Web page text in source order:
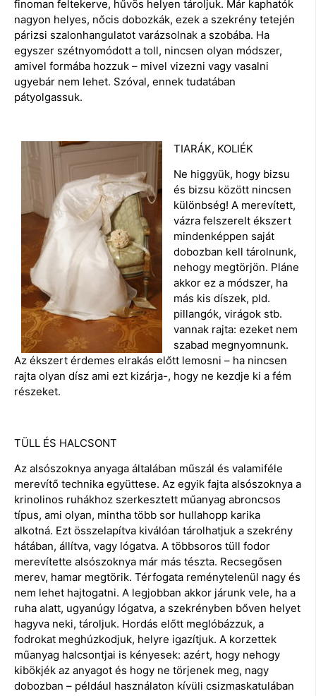
finoman feltekerve, hűvös helyen tároljuk. Már kaphatók
nagyon helyes, nőcis dobozkák, ezek a szekrény tetején
párizsi szalonhangulatot varázsolnak a szobába. Ha
egyszer szétnyomódott a toll, nincsen olyan módszer,
amivel formába hozzuk – mivel vizezni vagy vasalni
ugyebár nem lehet. Szóval, ennek tudatában
pátyolgassuk.
TIARÁK, KOLIÉK
Ne higgyük, hogy bizsu
és bizsu között nincsen
különbség! A merevített,
vázra felszerelt ékszert
mindenképpen saját
dobozban kell tárolnunk,
nehogy megtörjön. Pláne
akkor ez a módszer, ha
más kis díszek, pld.
pillangók, virágok stb.
vannak rajta: ezeket nem
szabad megnyomnunk.
Az ékszert érdemes elrakás előtt lemosni – ha nincsen
rajta olyan dísz ami ezt kizárja-, hogy ne kezdje ki a fém
részeket.
TÜLL ÉS HALCSONT
Az alsószoknya anyaga általában műszál és valamiféle
merevítő technika együttese. Az egyik fajta alsószoknya a
krinolinos ruhákhoz szerkesztett műanyag abroncsos
típus, ami olyan, mintha több sor hullahopp karika
alkotná. Ezt összelapítva kiválóan tárolhatjuk a szekrény
hátában, állítva, vagy lógatva. A többsoros tüll fodor
merevítette alsószoknya már más tészta. Recsegősen
merev, hamar megtörik. Térfogata reménytelenül nagy és
nem lehet hajtogatni. A legjobban akkor járunk vele, ha a
ruha alatt, ugyanúgy lógatva, a szekrényben bőven helyet
hagyva neki, tároljuk. Hordás előtt meglóbázzuk, a
fodrokat meghúzkodjuk, helyre igazítjuk. A korzettek
műanyag halcsontjai is kényesek: azért, hogy nehogy
kibökjék az anyagot és hogy ne törjenek meg, nagy
dobozban – például használaton kívüli csizmaskatulában